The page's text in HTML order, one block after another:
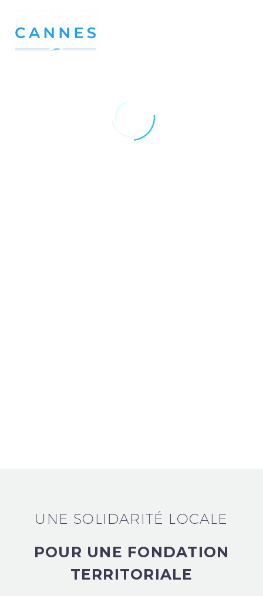
UNE SOLIDARITÉ LOCALE
POUR UNE FONDATION
TERRITORIALE